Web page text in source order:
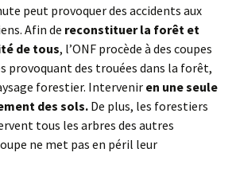
peut provoquer des accidents aux
Afin de reconstituer la forêt et
de tous, l’ONF procède à des coupes
provoquant des trouées dans la forêt,
forestier. Intervenir en une seule
des sols. De plus, les forestiers
tous les arbres des autres
ne met pas en péril leur